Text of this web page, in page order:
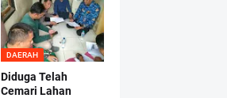
DAERAH
Diduga Telah
Cemari Lahan